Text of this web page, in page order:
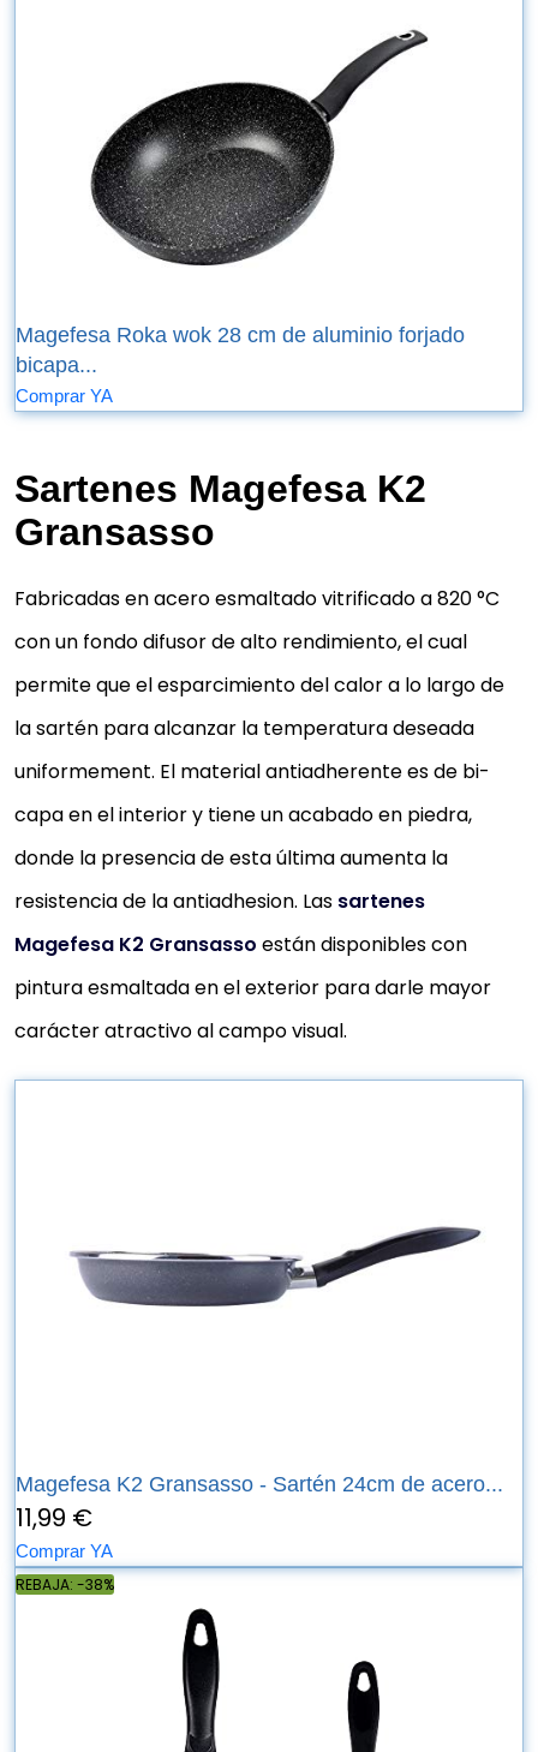
Magefesa Roka wok 28 cm de aluminio forjado
bicapa...
Comprar YA
Sartenes Magefesa K2
Gransasso
Fabricadas en acero esmaltado vitrificado a 820 °C
con un fondo difusor de alto rendimiento, el cual
permite que el esparcimiento del calor a lo largo de
la sartén para alcanzar la temperatura deseada
uniformement. El material antiadherente es de bi-
capa en el interior y tiene un acabado en piedra,
donde la presencia de esta última aumenta la
resistencia de la antiadhesion. Las sartenes
Magefesa K2 Gransasso están disponibles con
pintura esmaltada en el exterior para darle mayor
carácter atractivo al campo visual.
Magefesa K2 Gransasso - Sartén 24cm de acero...
11,99 €
Comprar YA
REBAJA: -38%